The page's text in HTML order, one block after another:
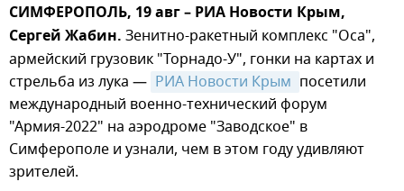
СИМФЕРОПОЛЬ, 19 авг – РИА Новости Крым,
Сергей Жабин. Зенитно-ракетный комплекс "Оса",
армейский грузовик "Торнадо-У", гонки на картах и
стрельба из лука — РИА Новости Крым посетили
международный военно-технический форум
"Армия-2022" на аэродроме "Заводское" в
Симферополе и узнали, чем в этом году удивляют
зрителей.